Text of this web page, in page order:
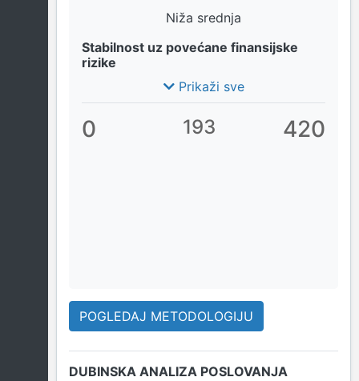
Niža srednja
Stabilnost uz povećane finansijske
rizike
Prikaži sve
0 193 420
POGLEDAJ METODOLOGIJU
DUBINSKA ANALIZA POSLOVANJA